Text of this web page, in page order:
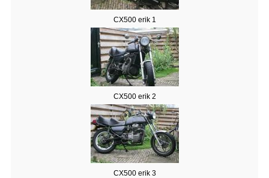
CX500 erik 1
CX500 erik 2
CX500 erik 3